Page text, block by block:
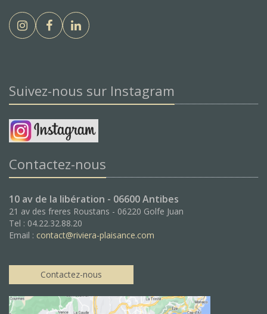
Suivez-nous sur Instagram
Contactez-nous
10 av de la libération - 06600 Antibes
21 av des freres Roustans - 06220 Golfe Juan
Tel : 04.22.32.88.20
Email : contact@riviera-plaisance.com
Contactez-nous